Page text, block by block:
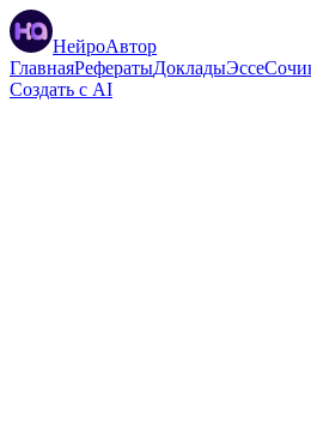
НейроАвтор
ГлавнаяРефератыДокладыЭссе
Создать с AI